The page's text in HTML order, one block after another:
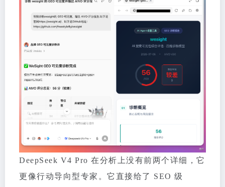
DeepSeek V4 Pro 在分析上没有前两个详细，它
更像行动导向型专家。它直接给了 SEO 级